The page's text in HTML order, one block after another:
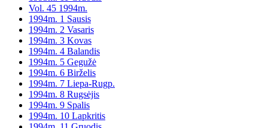
Vol. 45 1994m.
1994m. 1 Sausis
1994m. 2 Vasaris
1994m. 3 Kovas
1994m. 4 Balandis
1994m. 5 Gegužė
1994m. 6 Birželis
1994m. 7 Liepa-Rugp.
1994m. 8 Rugsėjis
1994m. 9 Spalis
1994m. 10 Lapkritis